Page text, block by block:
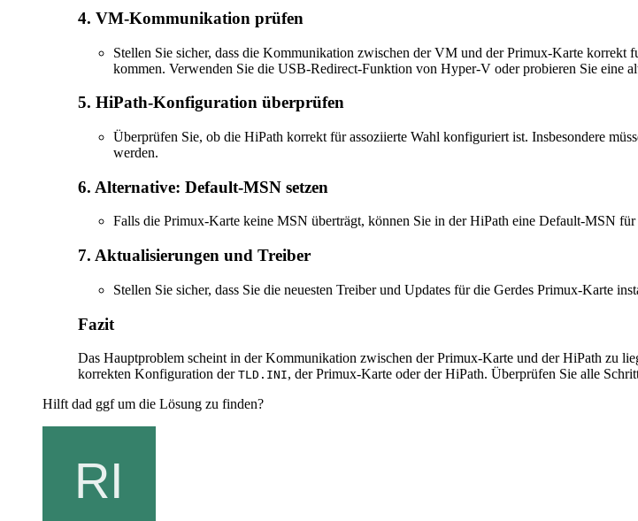
4. VM-Kommunikation prüfen
Stellen Sie sicher, dass die Kommunikation zwischen der VM und der Primux-Karte
kommen. Verwenden Sie die USB-Redirect-Funktion von Hyper-V oder probieren Sie eine
5. HiPath-Konfiguration überprüfen
Überprüfen Sie, ob die HiPath korrekt für assoziierte Wahl konfiguriert ist. Insbesondere
werden.
6. Alternative: Default-MSN setzen
Falls die Primux-Karte keine MSN überträgt, können Sie in der HiPath eine Default-MSN
7. Aktualisierungen und Treiber
Stellen Sie sicher, dass Sie die neuesten Treiber und Updates für die Gerdes Primux-Karte
Fazit
Das Hauptproblem scheint in der Kommunikation zwischen der Primux-Karte und der HiPath zu
korrekten Konfiguration der TLD.INI, der Primux-Karte oder der HiPath. Überprüfen Sie alle
Hilft dad ggf um die Lösung zu finden?